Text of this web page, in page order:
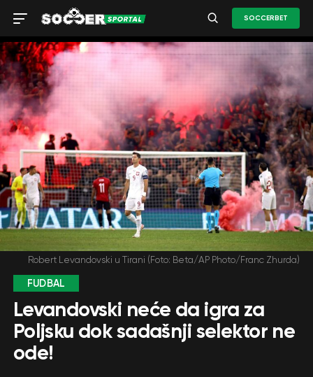
SOCCERBET
Robert Levandovski u Tirani (Foto: Beta/AP Photo/Franc Zhurda)
FUDBAL
Levandovski neće da igra za
Poljsku dok sadašnji selektor ne
ode!